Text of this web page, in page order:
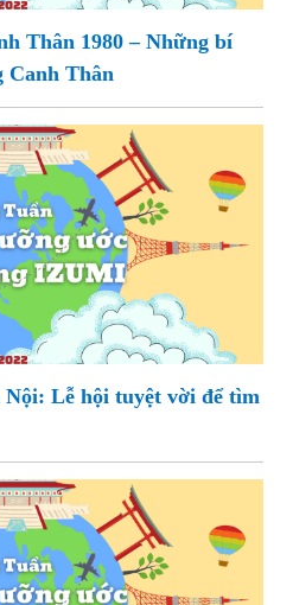
Thân 1980 – Những bí
Canh Thân
Lễ hội tuyệt vời để tìm